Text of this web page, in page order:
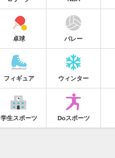
卓球 バレー
フィギュア ウィンター
学生スポーツ Doスポーツ